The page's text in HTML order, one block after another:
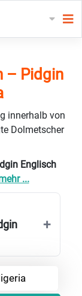
– Pidgin
innerhalb von
Dolmetscher
Englisch
...